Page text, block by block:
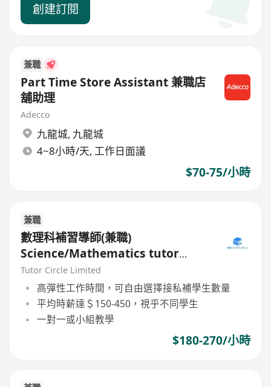
創建訂閱
兼職
Part Time Store Assistant 兼職店
舖助理
Adecco
九龍城, 九龍城
4~8小時/天, 工作日面議
$70-75/小時
兼職
數理科補習導師(兼職)
Science/Mathematics tutor
(Part Time)
Tutor Circle Limited
高彈性工作時間，可自由選擇接私補學生數量
平均時薪達＄150-450，視乎不同學生
一對一或小組教學
$180-270/小時